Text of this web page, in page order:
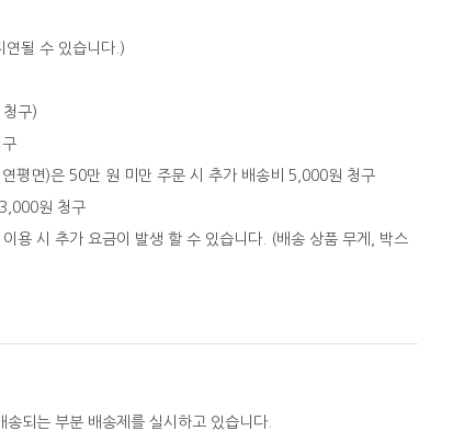
연될 수 있습니다.)
구)
평면)은 50만 원 미만 주문 시 추가 배송비 5,000원 청구
원 청구
용 시 추가 요금이 발생 할 수 있습니다. (배송 상품 무게, 박스
되는 부분 배송제를 실시하고 있습니다.